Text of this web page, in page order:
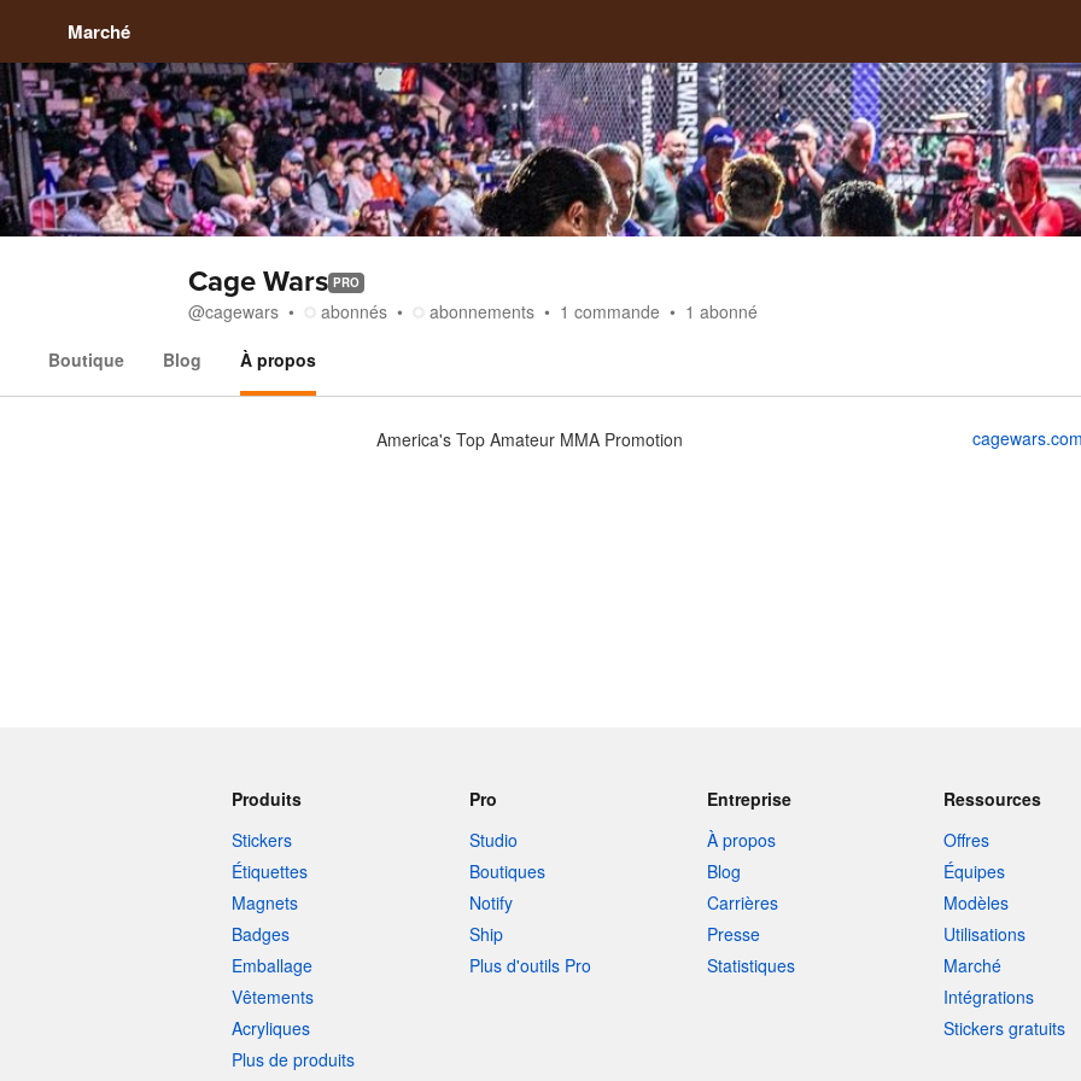
Marché
Cage Wars PRO
@cagewars abonnés abonnements 1 commande 1 abonné
Boutique
Blog À propos
America's Top Amateur MMA Promotion
Produits
Stickers
Étiquettes
Magnets
Badges
Emballage
Vêtements
Acryliques
Plus de produits
Pro
Studio
Boutiques
Notify
Ship
Plus d'outils Pro
Entreprise
À propos
Blog
Carrières
Presse
Statistiques
Ressources
Offres
Équipes
Modèles
Utilisations
Marché
Intégrations
Stickers gratuits